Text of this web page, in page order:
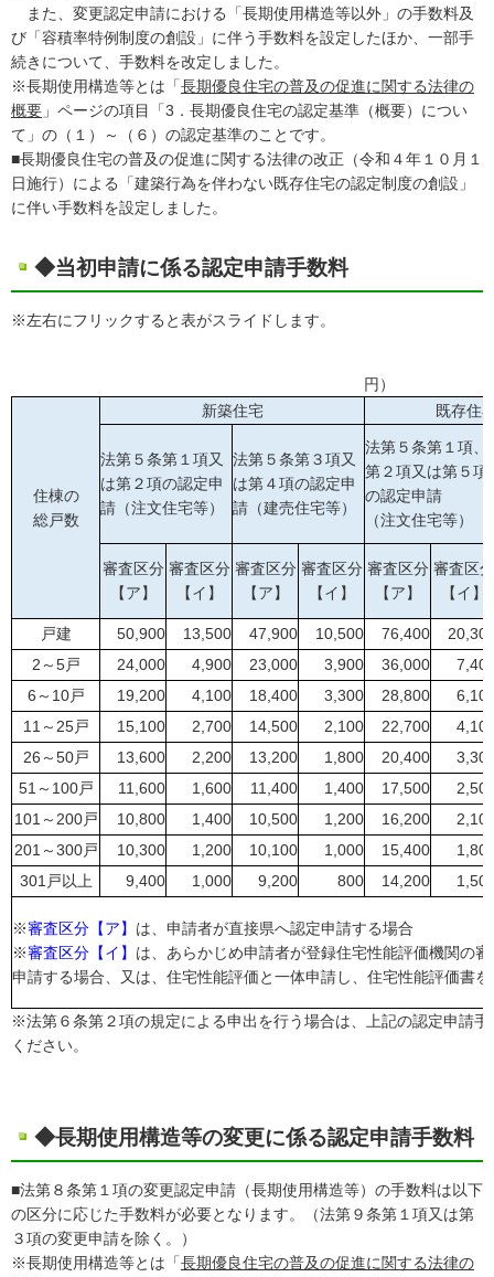
また、変更認定申請における「長期使用構造等以外」の手数料及
び「容積率特例制度の創設」に伴う手数料を設定したほか、一部手
続きについて、手数料を改定しました。
※長期使用構造等とは「長期優良住宅の普及の促進に関する法律の
概要 」ページの項目「3．長期優良住宅の認定基準（概要）につい
て」の（１）～（６）の認定基準のことです。
■長期優良住宅の普及の促進に関する法律の改正（令和４年１０月１
日施行）による「建築行為を伴わない既存住宅の認定制度の創設」
に伴い手数料を設定しました。
◆当初申請に係る認定申請手数料
※左右にフリックすると表がスライドします。
円）
住棟の
総戸数
新築住宅 既存住
法第５条第１項又
は第２項の認定申
請（注文住宅等）
法第５条第３項又
は第４項の認定申
請（建売住宅等）
法第５条第１項、
第２項又は第５項
の認定申請
（注文住宅等）
審査区分
【ア】
審査区分
【イ】
審査区分
【ア】
審査区分
【イ】
審査区分
【ア】
審査区分
【イ】
戸建 50,900 13,500 47,900 10,500 76,400
2～5戸
24,000 4,900 23,000 3,900 36,000
6～10戸
19,200 4,100 18,400 3,300 28,800
11～25戸
15,100 2,700 14,500 2,100 22,700
26～50戸
13,600 2,200 13,200 1,800 20,400
51～100戸
11,600 1,600 11,400 1,400 17,500
101～200戸
10,800 1,400 10,500 1,200 16,200
201～300戸
10,300 1,200 10,100 1,000 15,400
301戸以上
9,400 1,000 9,200 800 14,200
※審査区分【ア】 は、申請者が直接県へ認定申請する場合
※審査区分【イ】 は、あらかじめ申請者が登録住宅性能評価機関の
申請する場合、又は、住宅性能評価と一体申請し、住宅性能評価書
※法第６条第２項の規定による申出を行う場合は、上記の認定申請
ください。
◆長期使用構造等の変更に係る認定申請手数料
■法第８条第１項の変更認定申請（長期使用構造等）の手数料は以下
の区分に応じた手数料が必要となります。（法第９条第１項又は第
３項の変更申請を除く。）
※長期使用構造等とは「長期優良住宅の普及の促進に関する法律の